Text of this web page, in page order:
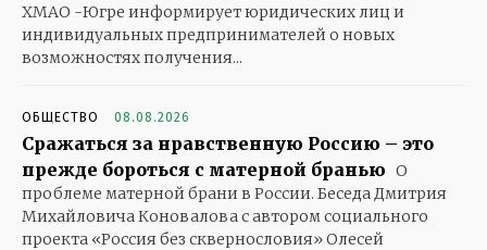
ХМАО -Югре информирует юридических лиц и
индивидуальных предпринимателей о новых
возможностях получения...
ОБЩЕСТВО 08.08.2026
Сражаться за нравственную Россию – это
прежде бороться с матерной бранью О
проблеме матерной брани в России. Беседа Дмитрия
Михайловича Коновалова с автором социального
проекта «Россия без сквернословия» Олесей